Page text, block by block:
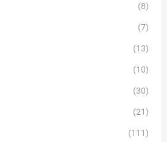
(8)
(7)
(13)
(10)
(30)
(21)
(111)